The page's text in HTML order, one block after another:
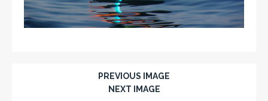
PREVIOUS IMAGE
NEXT IMAGE